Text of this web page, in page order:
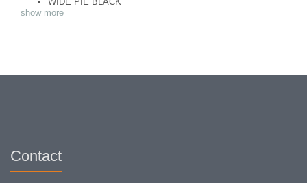
WIDE PIE RED
YVES ROCHER CL 1668
show more
Contact